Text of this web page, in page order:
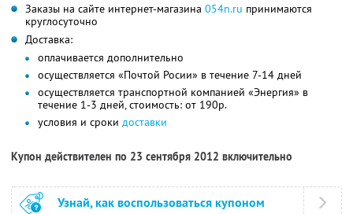
Заказы на сайте интернет-магазина 054n.ru принимаются
круглосуточно
Доставка:
оплачивается дополнительно
осуществляется «Почтой Росии» в течение 7-14 дней
осуществляется транспортной компанией «Энергия» в
течение 1-3 дней, стоимость: от 190р.
условия и сроки доставки
Купон действителен по 23 сентября 2012 включительно
Узнай, как воспользоваться купоном